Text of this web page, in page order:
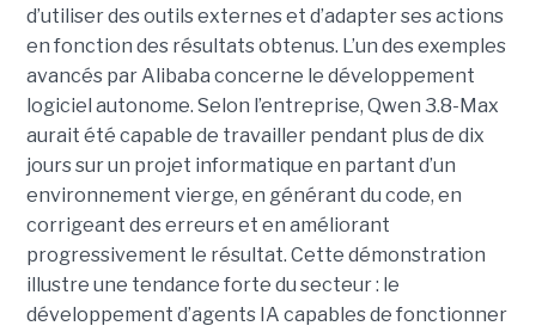
d’utiliser des outils externes et d’adapter ses actions
en fonction des résultats obtenus. L’un des exemples
avancés par Alibaba concerne le développement
logiciel autonome. Selon l’entreprise, Qwen 3.8-Max
aurait été capable de travailler pendant plus de dix
jours sur un projet informatique en partant d’un
environnement vierge, en générant du code, en
corrigeant des erreurs et en améliorant
progressivement le résultat. Cette démonstration
illustre une tendance forte du secteur : le
développement d’agents IA capables de fonctionner